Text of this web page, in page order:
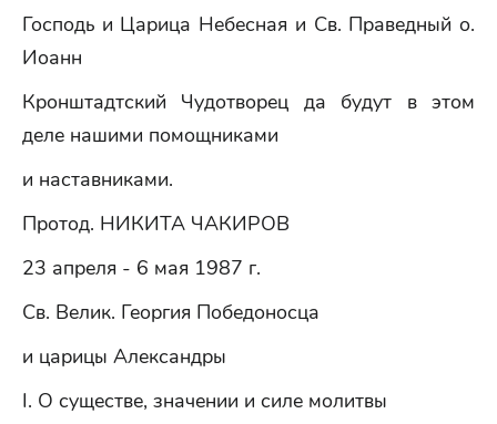
Господь и Царица Небесная и Св. Праведный о.
Иоанн
Кронштадтский Чудотворец да будут в этом
деле нашими помощниками
и наставниками.
Протод. НИКИТА ЧАКИРОВ
23 апреля - 6 мая 1987 г.
Св. Велик. Георгия Победоносца
и царицы Александры
I. О существе, значении и силе молитвы